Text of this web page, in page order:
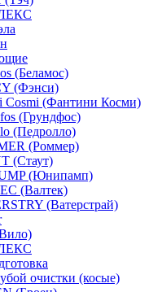
(Беламос)
(Фэнси)
Cosmi (Фантини Косми)
(Грундфос)
(Педролло)
(Роммер)
(Стаут)
(Юнипамп)
(Валтек)
(Ватерстрай)
очистки (косые)